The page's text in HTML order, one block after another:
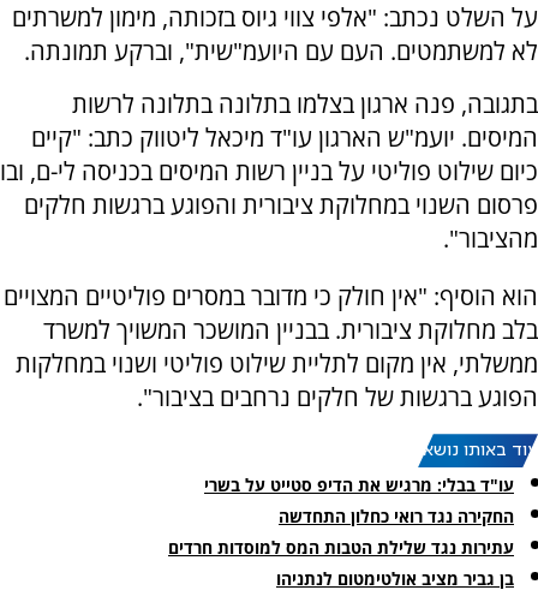
על השלט נכתב: "אלפי צווי גיוס בזכותה, מימון למשרתים
לא למשתמטים. העם עם היועמ"שית", וברקע תמונתה.
בתגובה, פנה ארגון בצלמו בתלונה בתלונה לרשות
המיסים. יועמ"ש הארגון עו"ד מיכאל ליטווק כתב: "קיים
כיום שילוט פוליטי על בניין רשות המיסים בכניסה לי-ם, ובו
פרסום השנוי במחלוקת ציבורית והפוגע ברגשות חלקים
מהציבור".
הוא הוסיף: "אין חולק כי מדובר במסרים פוליטיים המצויים
בלב מחלוקת ציבורית. בבניין המושכר המשויך למשרד
ממשלתי, אין מקום לתליית שילוט פוליטי ושנוי במחלקות
הפוגע ברגשות של חלקים נרחבים בציבור".
עוד באותו נושא:
עו"ד בבלי: מרגיש את הדיפ סטייט על בשרי
החקירה נגד רואי כחלון התחדשה
עתירות נגד שלילת הטבות המס למוסדות חרדים
בן גביר מציב אולטימטום לנתניהו